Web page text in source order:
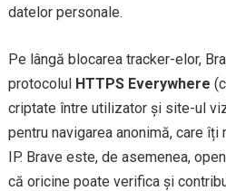
datelor personale.
Pe lângă blocarea tracker-elor,
protocolul HTTPS Everywhere
criptate între utilizator și site-ul
pentru navigarea anonimă, care
IP. Brave este, de asemenea,
că oricine poate verifica și